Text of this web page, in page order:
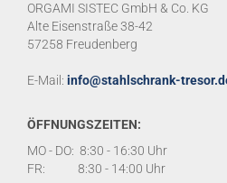
ORGAMI SISTEC GmbH & Co. KG
Alte Eisenstraße 38-42
57258 Freudenberg
E-Mail: info@stahlschrank-
ÖFFNUNGSZEITEN:
MO - DO: 8:30 - 16:30 Uhr
FR: 8:30 - 14:00 Uhr